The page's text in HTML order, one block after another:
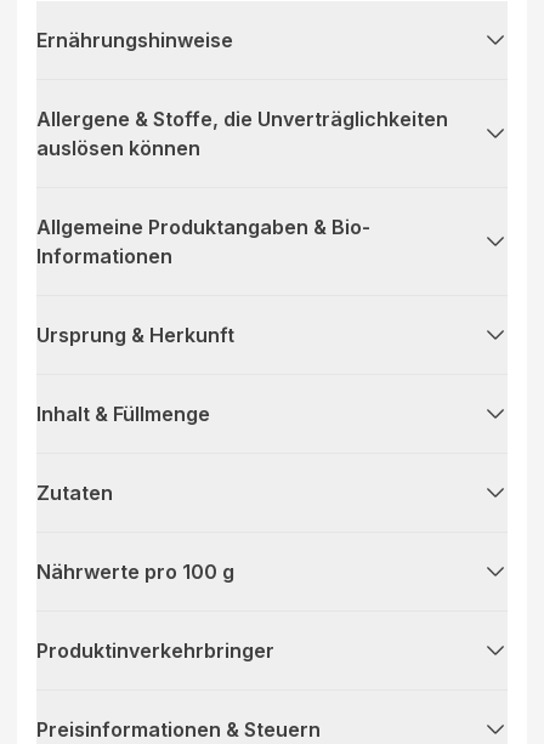
Ernährungshinweise
Allergene & Stoffe, die Unverträglichkeiten
auslösen können
Allgemeine Produktangaben & Bio-
Informationen
Ursprung & Herkunft
Inhalt & Füllmenge
Zutaten
Nährwerte pro 100 g
Produktinverkehrbringer
Preisinformationen & Steuern